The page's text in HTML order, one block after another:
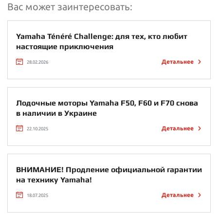
Вас может заинтересовать:
Yamaha Ténéré Challenge: для тех, кто любит
настоящие приключения
28.02.2026 Детальнее
Лодочные моторы Yamaha F50, F60 и F70 снова
в наличии в Украине
22.10.2025 Детальнее
ВНИМАНИЕ! Продление официальной гарантии
на технику Yamaha!
18.07.2025 Детальнее